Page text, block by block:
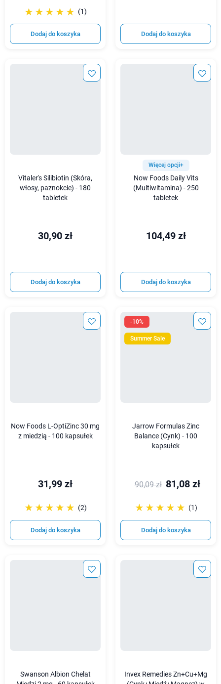
☆☆☆☆☆
★★★★★ (1)
Dodaj do koszyka Dodaj do koszyka
Vitaler's Silibiotin (Skóra,
włosy, paznokcie) - 180
tabletek
30,90 zł
Dodaj do koszyka
Więcej opcji+
Now Foods Daily Vits
(Multiwitamina) - 250
tabletek
104,49 zł
Dodaj do koszyka
Now Foods L-OptiZinc 30 mg
z miedzią - 100 kapsułek
31,99 zł
☆☆☆☆☆
★★★★★ (2)
Dodaj do koszyka
-10%
Summer Sale
Jarrow Formulas Zinc
Balance (Cynk) - 100
kapsułek
90,09 zł 81,08 zł
☆☆☆☆☆
★★★★★ (1)
Dodaj do koszyka
Swanson Albion Chelat
Invex Remedies Zn+Cu+Mg